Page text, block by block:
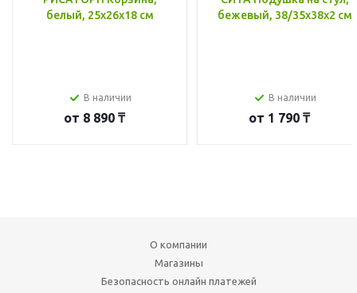
белый, 25x26x18 см
В наличии
от 8 890 ₸
бежевый, 38/35x38x2 см
В наличии
от 1 790 ₸
О компании
Магазины
Безопасность онлайн платежей